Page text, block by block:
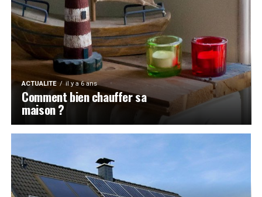
ACTUALITE il y a 6 ans
Comment bien chauffer sa
maison ?